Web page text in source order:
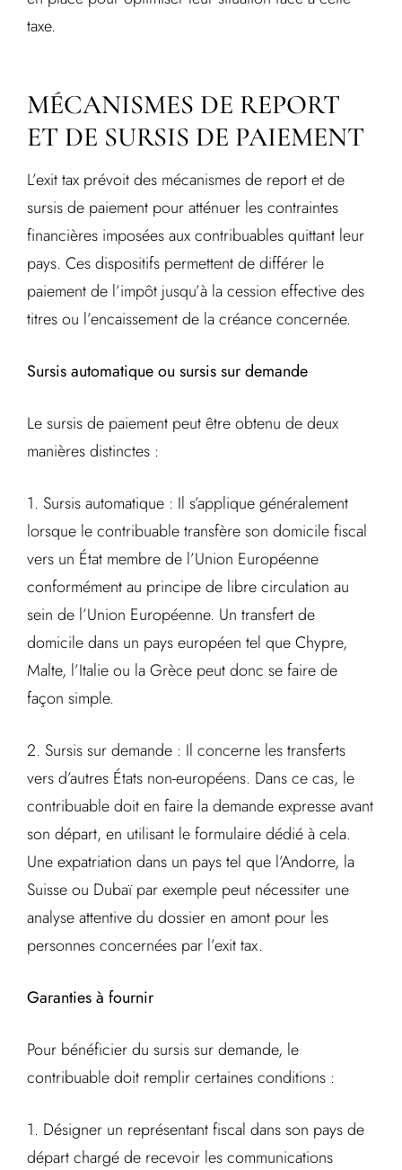
taxe.
MÉCANISMES DE REPORT
ET DE SURSIS DE PAIEMENT
L’exit tax prévoit des mécanismes de report et de
sursis de paiement pour atténuer les contraintes
financières imposées aux contribuables quittant leur
pays. Ces dispositifs permettent de différer le
paiement de l’impôt jusqu’à la cession effective des
titres ou l’encaissement de la créance concernée.
Sursis automatique ou sursis sur demande
Le sursis de paiement peut être obtenu de deux
manières distinctes :
1. Sursis automatique : Il s’applique généralement
lorsque le contribuable transfère son domicile fiscal
vers un État membre de l’Union Européenne
conformément au principe de libre circulation au
sein de l’Union Européenne. Un transfert de
domicile dans un pays européen tel que Chypre,
Malte, l’Italie ou la Grèce peut donc se faire de
façon simple.
2. Sursis sur demande : Il concerne les transferts
vers d’autres États non-européens. Dans ce cas, le
contribuable doit en faire la demande expresse avant
son départ, en utilisant le formulaire dédié à cela.
Une expatriation dans un pays tel que l’Andorre, la
Suisse ou Dubaï par exemple peut nécessiter une
analyse attentive du dossier en amont pour les
personnes concernées par l’exit tax.
Garanties à fournir
Pour bénéficier du sursis sur demande, le
contribuable doit remplir certaines conditions :
1. Désigner un représentant fiscal dans son pays de
départ chargé de recevoir les communications